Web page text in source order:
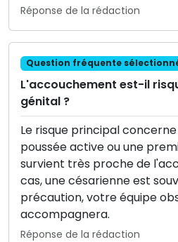
Réponse de la rédaction
Question fréquente
L'accouchement est-il
génital ?
Le risque principal
poussée active ou une
survient très proche de
cas, une césarienne est
précaution, votre équipe
accompagnera.
Réponse de la rédaction